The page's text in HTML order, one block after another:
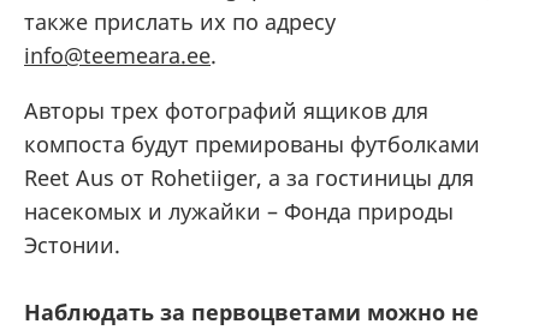
также прислать их по адресу
info@teemeara.ee.
Авторы трех фотографий ящиков для
компоста будут премированы футболками
Reet Aus от Rohetiiger, а за гостиницы для
насекомых и лужайки – Фонда природы
Эстонии.
Наблюдать за первоцветами можно не